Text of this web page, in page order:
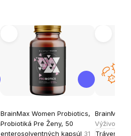
BrainMax Women Probiotics,
Probiotiká Pre Ženy, 50
enterosolventných kapsúl 31
BrainMax
Výživový
Trávenie